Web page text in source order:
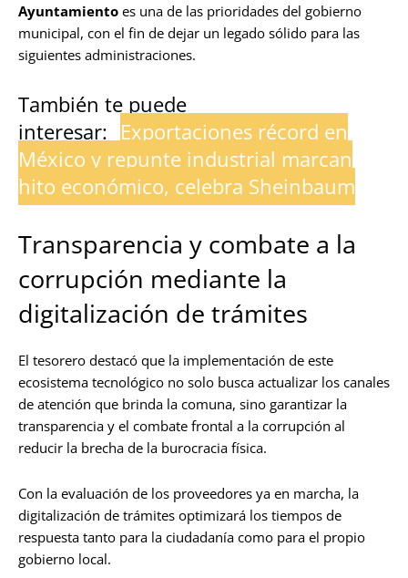
Ayuntamiento es una de las prioridades del gobierno
municipal, con el fin de dejar un legado sólido para las
siguientes administraciones.
También te puede
interesar: Exportaciones récord en
México y repunte industrial marcan
hito económico, celebra Sheinbaum
Transparencia y combate a la
corrupción mediante la
digitalización de trámites
El tesorero destacó que la implementación de este
ecosistema tecnológico no solo busca actualizar los canales
de atención que brinda la comuna, sino garantizar la
transparencia y el combate frontal a la corrupción al
reducir la brecha de la burocracia física.
Con la evaluación de los proveedores ya en marcha, la
digitalización de trámites optimizará los tiempos de
respuesta tanto para la ciudadanía como para el propio
gobierno local.